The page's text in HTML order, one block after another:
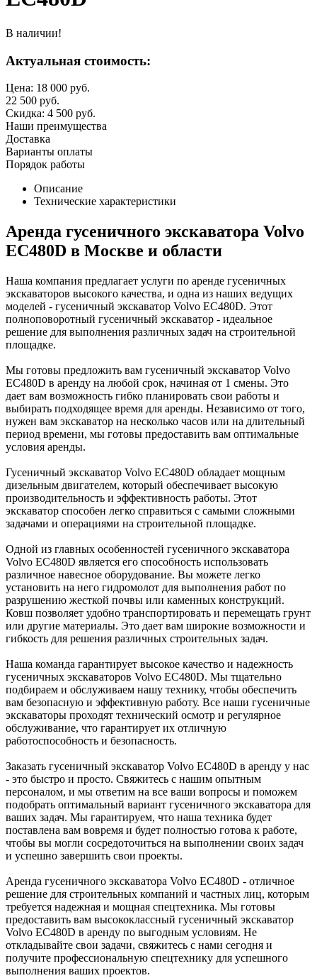
В наличии!
Актуальная стоимость:
Цена: 18 000 руб.
22 500 руб.
Скидка: 4 500 руб.
Наши преимущества
Доставка
Варианты оплаты
Порядок работы
Описание
Технические характеристики
Аренда гусеничного экскаватора Volvo
EC480D в Москве и области
Наша компания предлагает услуги по аренде гусеничных
экскаваторов высокого качества, и одна из наших ведущих
моделей - гусеничный экскаватор Volvo EC480D. Этот
полноповоротный гусеничный экскаватор - идеальное
решение для выполнения различных задач на строительной
площадке.
Мы готовы предложить вам гусеничный экскаватор Volvo
EC480D в аренду на любой срок, начиная от 1 смены. Это
дает вам возможность гибко планировать свои работы и
выбирать подходящее время для аренды. Независимо от того,
нужен вам экскаватор на несколько часов или на длительный
период времени, мы готовы предоставить вам оптимальные
условия аренды.
Гусеничный экскаватор Volvo EC480D обладает мощным
дизельным двигателем, который обеспечивает высокую
производительность и эффективность работы. Этот
экскаватор способен легко справиться с самыми сложными
задачами и операциями на строительной площадке.
Одной из главных особенностей гусеничного экскаватора
Volvo EC480D является его способность использовать
различное навесное оборудование. Вы можете легко
установить на него гидромолот для выполнения работ по
разрушению жесткой почвы или каменных конструкций.
Ковш позволяет удобно транспортировать и перемещать грунт
или другие материалы. Это дает вам широкие возможности и
гибкость для решения различных строительных задач.
Наша команда гарантирует высокое качество и надежность
гусеничных экскаваторов Volvo EC480D. Мы тщательно
подбираем и обслуживаем нашу технику, чтобы обеспечить
вам безопасную и эффективную работу. Все наши гусеничные
экскаваторы проходят технический осмотр и регулярное
обслуживание, что гарантирует их отличную
работоспособность и безопасность.
Заказать гусеничный экскаватор Volvo EC480D в аренду у нас
- это быстро и просто. Свяжитесь с нашим опытным
персоналом, и мы ответим на все ваши вопросы и поможем
подобрать оптимальный вариант гусеничного экскаватора для
ваших задач. Мы гарантируем, что наша техника будет
поставлена вам вовремя и будет полностью готова к работе,
чтобы вы могли сосредоточиться на выполнении своих задач
и успешно завершить свои проекты.
Аренда гусеничного экскаватора Volvo EC480D - отличное
решение для строительных компаний и частных лиц, которым
требуется надежная и мощная спецтехника. Мы готовы
предоставить вам высококлассный гусеничный экскаватор
Volvo EC480D в аренду по выгодным условиям. Не
откладывайте свои задачи, свяжитесь с нами сегодня и
получите профессиональную спецтехнику для успешного
выполнения ваших проектов.